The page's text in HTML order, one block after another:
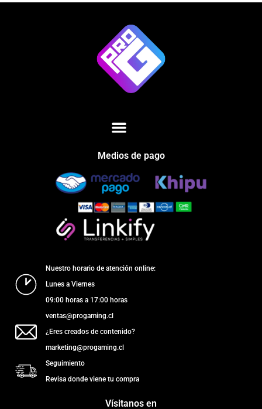
Medios de pago
Nuestro horario de atención online:
Lunes a Viernes
09:00 horas a 17:00 horas
ventas@progaming.cl
¿Eres creados de contenido?
marketing@progaming.cl
Seguimiento
Revisa donde viene tu compra
Vísitanos en